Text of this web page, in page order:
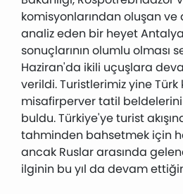
komisyonlarından oluşan
analiz eden bir heyet
sonuçlarının olumlu olması
Haziran'da ikili uçuşlara
verildi. Turistlerimiz yine Türk
misafirperver tatil beldelerini
buldu. Türkiye'ye turist
tahminden bahsetmek için
ancak Ruslar arasında
ilginin bu yıl da devam